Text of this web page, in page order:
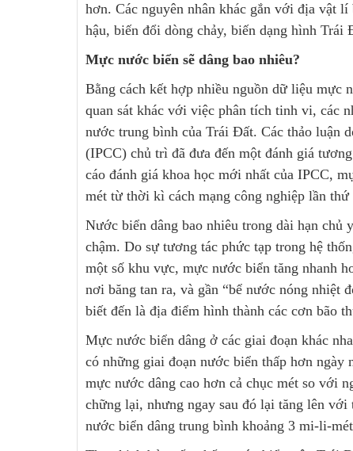
hơn. Các nguyên nhân khác gắn với địa vật
hậu, biến đổi dòng chảy, biến dạng hình Trái
Mực nước biển sẽ dâng bao nhiêu?
Bằng cách kết hợp nhiều nguồn dữ liệu
quan sát khác với việc phân tích tinh vi, các
nước trung bình của Trái Đất. Các thảo luận
(IPCC) chủ trì đã đưa đến một đánh giá
cáo đánh giá khoa học mới nhất của IPCC,
mét từ thời kì cách mạng công nghiệp lần thứ
Nước biển dâng bao nhiêu trong dài hạn chủ
chậm. Do sự tương tác phức tạp trong hệ
một số khu vực, mực nước biển tăng nhanh
nơi băng tan ra, và gần “bể nước nóng
biết đến là địa điểm hình thành các cơn bão
Mực nước biển dâng ở các giai đoạn khác
có những giai đoạn nước biển thấp hơn
mực nước dâng cao hơn cả chục mét so với
chững lại, nhưng ngay sau đó lại tăng lên
nước biển dâng trung bình khoảng 3 mi-li-